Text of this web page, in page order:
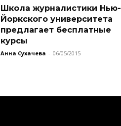
Школа журналистики Нью-
Йоркского университета
предлагает бесплатные
курсы
Анна Сухачева - 06/05/2015